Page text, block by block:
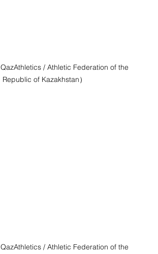
QazAthletics / Athletic Federation of the
Republic of Kazakhstan）
QazAthletics / Athletic Federation of the